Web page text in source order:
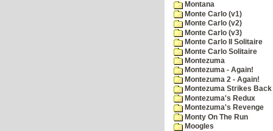
Montana
Monte Carlo (v1)
Monte Carlo (v2)
Monte Carlo (v3)
Monte Carlo II Solitaire
Monte Carlo Solitaire
Montezuma
Montezuma - Again!
Montezuma 2 - Again!
Montezuma Strikes Back
Montezuma's Redux
Montezuma's Revenge
Monty On The Run
Moogles